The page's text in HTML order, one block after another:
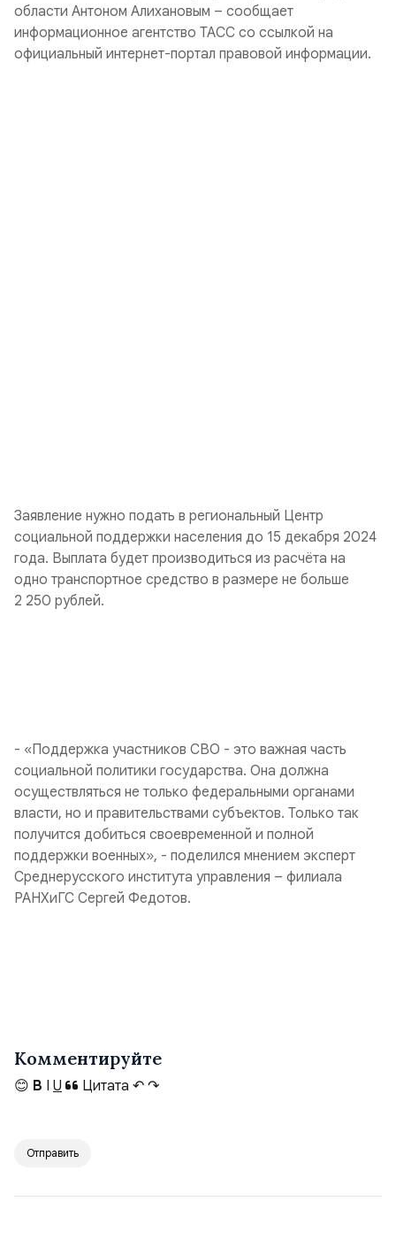
области Антоном Алихановым – сообщает
информационное агентство ТАСС со ссылкой на
официальный интернет-портал правовой информации.
Заявление нужно подать в региональный Центр
социальной поддержки населения до 15 декабря 2024
года. Выплата будет производиться из расчёта на
одно транспортное средство в размере не больше
2 250 рублей.
- «Поддержка участников СВО - это важная часть
социальной политики государства. Она должна
осуществляться не только федеральными органами
власти, но и правительствами субъектов. Только так
получится добиться своевременной и полной
поддержки военных», - поделился мнением эксперт
Среднерусского института управления – филиала
РАНХиГС Сергей Федотов.
Комментируйте
😊 B I U Цитата ↶ ↷
Отправить